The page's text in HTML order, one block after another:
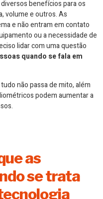
benefícios para os
volume e outros. As
e não entram em contato
ou a necessidade de
lidar com uma questão
quando se fala em
não passa de mito, além
podem aumentar a
as
se trata